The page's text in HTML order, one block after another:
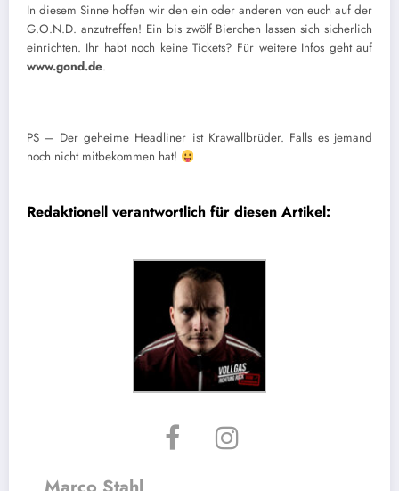
In diesem Sinne hoffen wir den ein oder anderen von euch auf der
G.O.N.D. anzutreffen! Ein bis zwölf Bierchen lassen sich sicherlich
einrichten. Ihr habt noch keine Tickets? Für weitere Infos geht auf
www.gond.de.
PS – Der geheime Headliner ist Krawallbrüder. Falls es jemand
noch nicht mitbekommen hat!
Redaktionell verantwortlich für diesen Artikel: